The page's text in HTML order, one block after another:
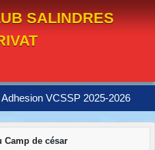
SALINDRES
Adhesion VCSSP 2025-2026
Camp de césar